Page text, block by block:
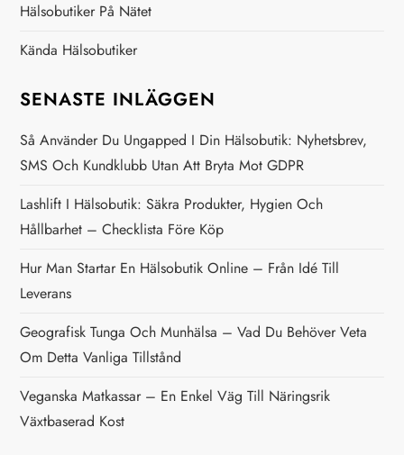
n
Hälsobutiker På Nätet
Kända Hälsobutiker
SENASTE INLÄGGEN
Så Använder Du Ungapped I Din Hälsobutik: Nyhetsbrev,
SMS Och Kundklubb Utan Att Bryta Mot GDPR
Lashlift I Hälsobutik: Säkra Produkter, Hygien Och
Hållbarhet – Checklista Före Köp
Hur Man Startar En Hälsobutik Online – Från Idé Till
Leverans
Geografisk Tunga Och Munhälsa – Vad Du Behöver Veta
Om Detta Vanliga Tillstånd
Veganska Matkassar – En Enkel Väg Till Näringsrik
Växtbaserad Kost